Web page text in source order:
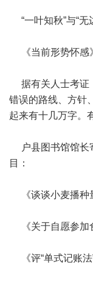
“一叶知秋”与“无
《当前形势怀感
据有关人士考证
错误的路线、方针
起来有十几万字。
户县图书馆馆长
目：
《谈谈小麦播种
《关于自愿参加
《评“单式记账法”